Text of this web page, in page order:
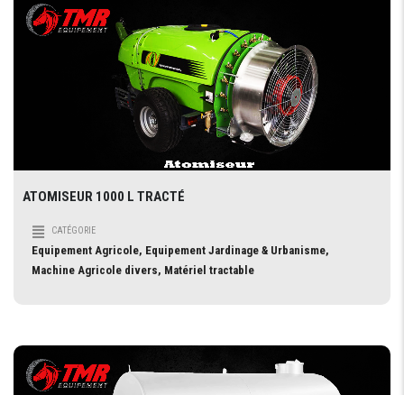
ATOMISEUR 1000 L TRACTÉ
CATÉGORIE
Equipement Agricole, Equipement Jardinage & Urbanisme,
Machine Agricole divers, Matériel tractable